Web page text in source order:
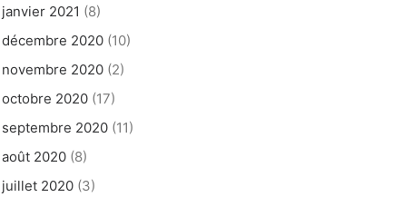
janvier 2021 (8)
décembre 2020 (10)
novembre 2020 (2)
octobre 2020 (17)
septembre 2020 (11)
août 2020 (8)
juillet 2020 (3)